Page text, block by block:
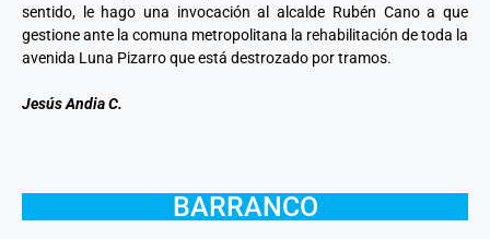
sentido, le hago una invocación al alcalde Rubén Cano a que
gestione ante la comuna metropolitana la rehabilitación de toda la
avenida Luna Pizarro que está destrozado por tramos.
Jesús Andia C.
BARRANCO